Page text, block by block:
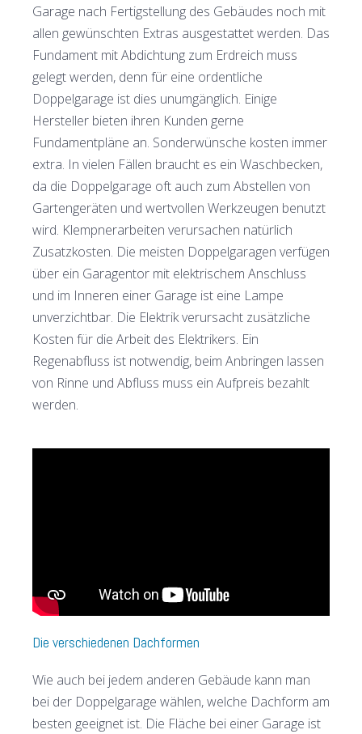
Garage nach Fertigstellung des Gebäudes noch mit
allen gewünschten Extras ausgestattet werden. Das
Fundament mit Abdichtung zum Erdreich muss
gelegt werden, denn für eine ordentliche
Doppelgarage ist dies unumgänglich. Einige
Hersteller bieten ihren Kunden gerne
Fundamentpläne an. Sonderwünsche kosten immer
extra. In vielen Fällen braucht es ein Waschbecken,
da die Doppelgarage oft auch zum Abstellen von
Gartengeräten und wertvollen Werkzeugen benutzt
wird. Klempnerarbeiten verursachen natürlich
Zusatzkosten. Die meisten Doppelgaragen verfügen
über ein Garagentor mit elektrischem Anschluss
und im Inneren einer Garage ist eine Lampe
unverzichtbar. Die Elektrik verursacht zusätzliche
Kosten für die Arbeit des Elektrikers. Ein
Regenabfluss ist notwendig, beim Anbringen lassen
von Rinne und Abfluss muss ein Aufpreis bezahlt
werden.
Die verschiedenen Dachformen
Wie auch bei jedem anderen Gebäude kann man
bei der Doppelgarage wählen, welche Dachform am
besten geeignet ist. Die Fläche bei einer Garage ist